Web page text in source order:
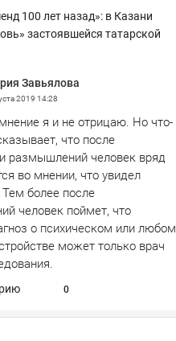
100 лет назад»: в Казани
застоявшейся татарской
Завьялова
2019 14:28
я и не отрицаю. Но что-
что после
размышлений человек вряд
во мнении, что увидел
Тем более после
человек поймет, что
о психическом или любом
может только врач
0